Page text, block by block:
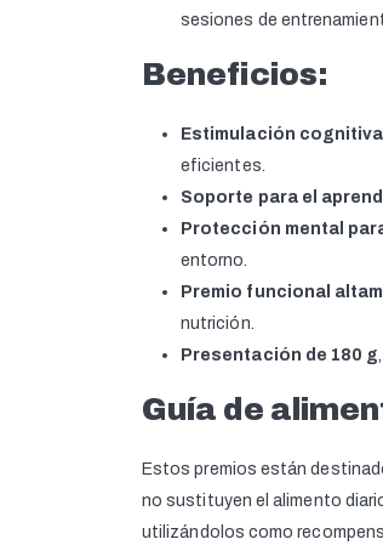
sesiones de
Beneficios:
Estimulación
eficientes.
Soporte para el
Protección mental
entorno.
Premio funcional
nutrición.
Presentación de 180 g
Guía de
Estos premios están
no sustituyen el alimento
utilizándolos como